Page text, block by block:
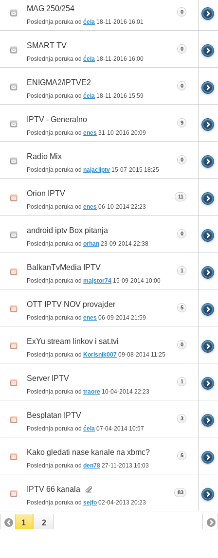
MAG 250/254
Poslednja poruka od ćela 18-11-2016 16:01
0
SMART TV
Poslednja poruka od ćela 18-11-2016 16:00
0
ENIGMA2/IPTVE2
Poslednja poruka od ćela 18-11-2016 15:59
0
IPTV - Generalno
Poslednja poruka od enes 31-10-2016 20:09
9
Radio Mix
Poslednja poruka od najaciiptv 15-07-2015 18:25
0
Orion IPTV
Poslednja poruka od enes 06-10-2014 22:23
11
android iptv Box pitanja
Poslednja poruka od orhan 23-09-2014 22:38
0
BalkanTvMedia IPTV
Poslednja poruka od majstor74 15-09-2014 10:00
1
OTT IPTV NOV provajder
Poslednja poruka od enes 06-09-2014 21:59
5
ExYu stream linkov i sat.tvi
Poslednja poruka od Korisnik007 09-08-2014 11:25
0
Server IPTV
Poslednja poruka od traore 10-04-2014 22:23
1
Besplatan IPTV
Poslednja poruka od ćela 07-04-2014 10:57
3
Kako gledati nase kanale na xbmc?
Poslednja poruka od den78 27-11-2013 16:03
5
IPTV 66 kanala
Poslednja poruka od sejfo 02-04-2013 20:23
83
1 2